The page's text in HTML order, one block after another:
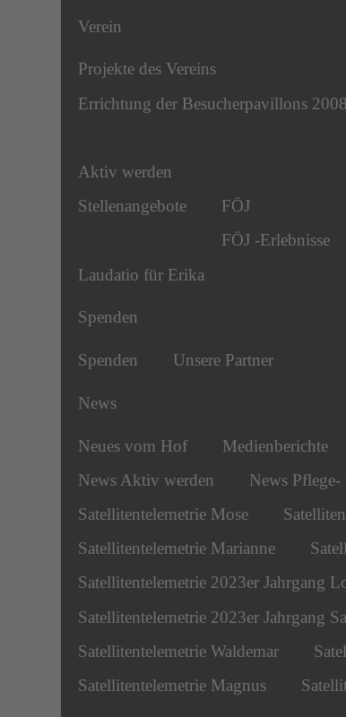
Verein
Projekte des Vereins
Errichtung der Besucherpavillons 2008
Aktiv werden
Stellenangebote
FÖJ
FÖJ -Erlebnisse
Laudatio für Erika
Spenden
Spenden Unsere Partner
News
Neues vom Hof Medienberichte
News Aktiv werden
News Pflege-
Satellitentelemetrie Mose
Satellitentelemetrie Marianne
Satellitentelemetrie 2023er Jahrgang
Satellitentelemetrie 2023er Jahrgang
Satellitentelemetrie Waldemar
Satellitentelemetrie Magnus